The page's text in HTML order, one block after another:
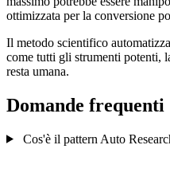
ottimizzata per la conversione
Il metodo scientifico
come tutti gli strumenti potenti,
resta umana.
Domande frequenti
Cos'è il pattern Auto